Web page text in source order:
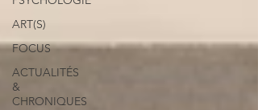
ART(S)
FOCUS
ACTUALITÉS
&
CHRONIQUES